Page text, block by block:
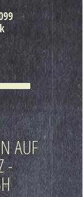
AUF
-